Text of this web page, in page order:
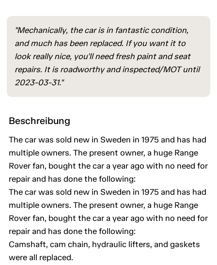
"Mechanically, the car is in fantastic condition,
and much has been replaced. If you want it to
look really nice, you'll need fresh paint and seat
repairs. It is roadworthy and inspected/MOT until
2023-03-31."
Beschreibung
The car was sold new in Sweden in 1975 and has had
multiple owners. The present owner, a huge Range
Rover fan, bought the car a year ago with no need for
repair and has done the following:
The car was sold new in Sweden in 1975 and has had
multiple owners. The present owner, a huge Range
Rover fan, bought the car a year ago with no need for
repair and has done the following:
Camshaft, cam chain, hydraulic lifters, and gaskets
were all replaced.